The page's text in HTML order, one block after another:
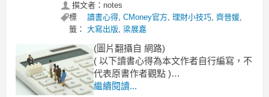
撰文者：notes
標
籤：
讀書心得,CMoney官方,理財小技巧,齊晉媛,
大寫出版,梁展嘉
(圖片翻攝自 網路)
( 以下讀書心得為本文作者自行編寫，不
代表原書作者觀點 )
繼續閱讀...